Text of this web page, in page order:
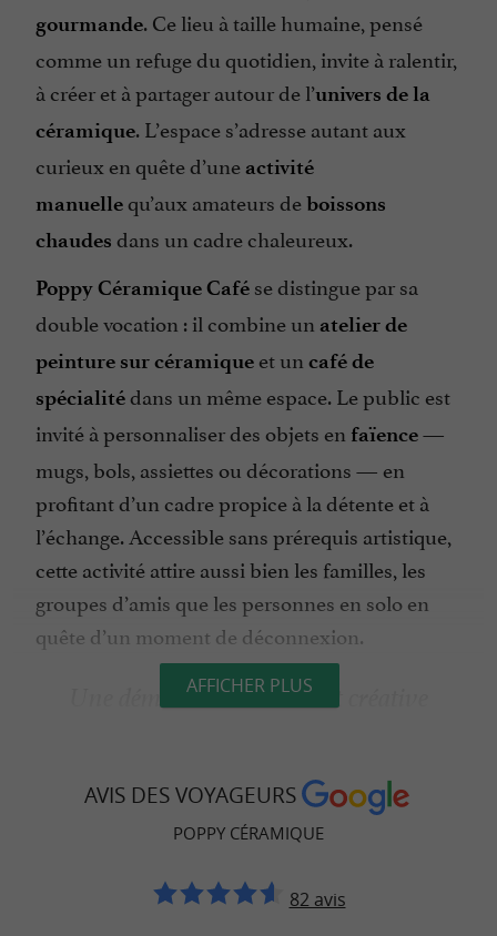
gourmande. Ce lieu à taille humaine, pensé
comme un refuge du quotidien, invite à ralentir,
à créer et à partager autour de l’univers de la
céramique. L’espace s’adresse autant aux
curieux en quête d’une activité
manuellequ’aux amateurs deboissons
chaudes dans un cadre chaleureux.
Poppy Céramique Café se distingue par sa
double vocation : il combine un atelier de
peinture sur céramique et un café de
spécialitédans un même espace. Le public est
invité à personnaliser des objets en faïence—
mugs, bols, assiettes ou décorations — en
profitant d’un cadre propice à la détente et à
l’échange. Accessible sans prérequis artistique,
cette activité attire aussi bien les familles, les
groupes d’amis que les personnes en solo en
quête d’un moment de déconnexion.
Une démarche accessible et créative
céramique brute
puis la peint à l’aide du matériel mis à
disposition. L’objet est ensuite
, avant d’être récupéré quelques jours
AFFICHER PLUS
AVIS DES VOYAGEURS
POPPY CÉRAMIQUE
82 avis